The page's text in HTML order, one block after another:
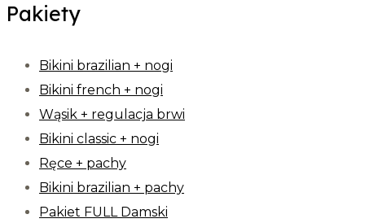
Pakiety
Bikini brazilian + nogi
Bikini french + nogi
Wąsik + regulacja brwi
Bikini classic + nogi
Ręce + pachy
Bikini brazilian + pachy
Pakiet FULL Damski